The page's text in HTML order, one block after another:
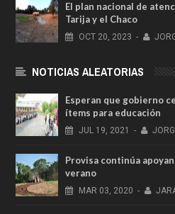
El plan nacional de
Tarija y el Chaco
OCT 20, 2023 -
NOTICIAS ALEATORIAS
Esperan que gobierno
ítems para educación
JUL 19, 2021 -
Provisa continúa
verano
MAR 03, 2020 -